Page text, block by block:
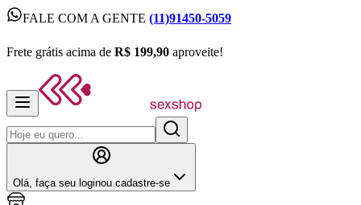
FALE COM A GENTE (11)91450-5059
Frete grátis acima de R$ 199,90 aproveite!
Olá, faça seu loginou cadastre‑se